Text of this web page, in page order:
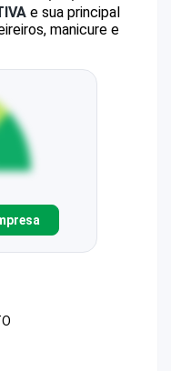
e sua principal
manicure e